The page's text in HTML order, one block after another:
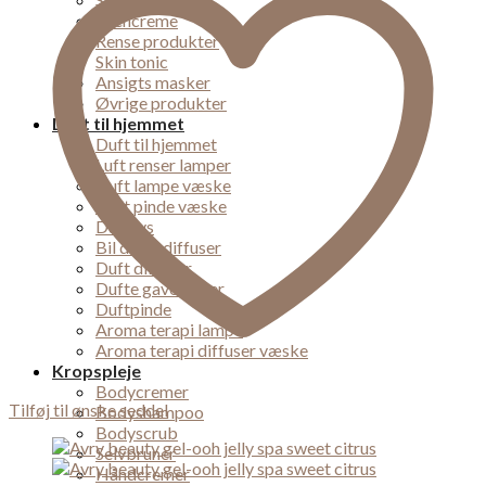
Øjencreme
Rense produkter
Skin tonic
Ansigts masker
Øvrige produkter
Duft til hjemmet
Duft til hjemmet
Luft renser lamper
Duft lampe væske
Duft pinde væske
Duft lys
Bil dufte diffuser
Duft diffuser
Dufte gaveæsker
Duftpinde
Aroma terapi lampe
Aroma terapi diffuser væske
Kropspleje
Bodycremer
Bodyshampoo
Bodyscrub
Selvbruner
Håndcremer
Tilføj til ønske seddel